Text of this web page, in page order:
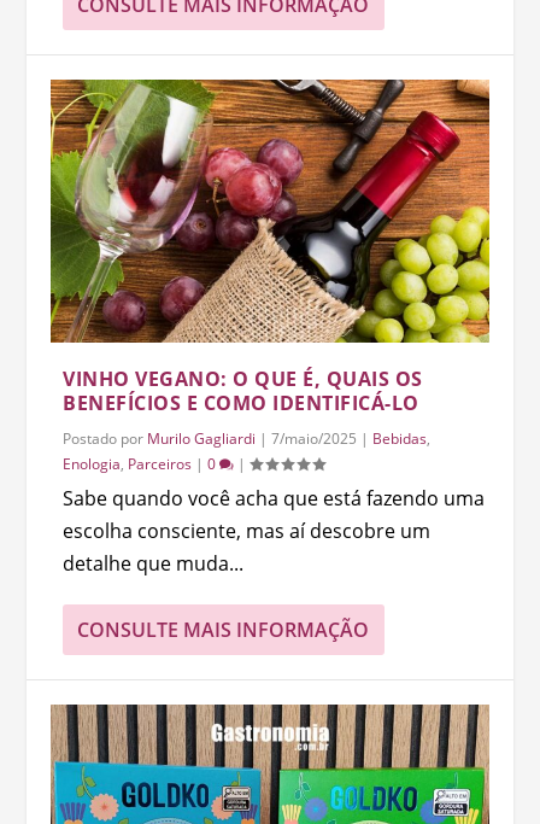
VINHO VEGANO: O QUE É, QUAIS OS
BENEFÍCIOS E COMO IDENTIFICÁ-LO
Postado por Murilo Gagliardi |7/maio/2025 | Bebidas,
Enologia, Parceiros |0 |
Sabe quando você acha que está fazendo uma
escolha consciente, mas aí descobre um
detalhe que muda...
CONSULTE MAIS INFORMAÇÃO